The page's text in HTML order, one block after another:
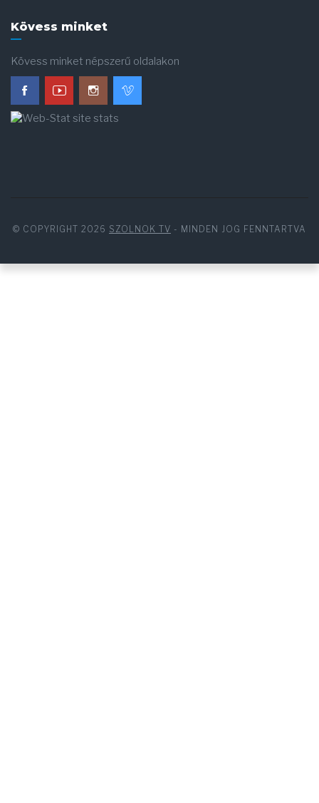
Kövess minket
Kövess minket népszerű oldalakon
© COPYRIGHT 2026 SZOLNOK TV - MINDEN JOG FENNTARTVA